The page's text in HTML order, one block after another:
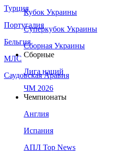
Турция
Португалия
Бельгия
МЛС
Саудовская Аравия
Кубок Украины
Суперкубок Украины
Сборная Украины
Сборные
Лига наций
ЧМ 2026
Чемпионаты
Англия
Испания
АПЛ Top News